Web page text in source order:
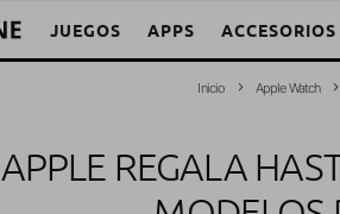
JUEGOS APPS ACCESORIOS
Inicio Apple Watch
APPLE REGALA